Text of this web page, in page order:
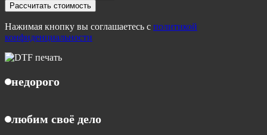
Рассчитать стоимость
Нажимая кнопку вы соглашаетесь с политикой
конфиденциальности
недорого
любим своё дело